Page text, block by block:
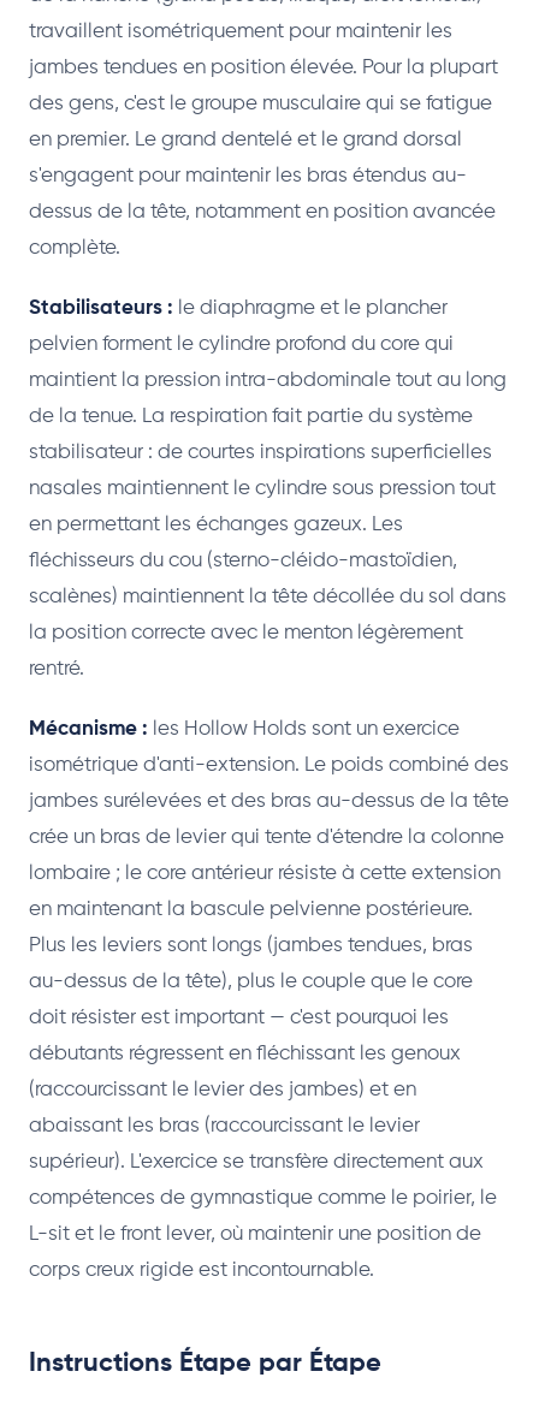
travaillent isométriquement pour maintenir les
jambes tendues en position élevée. Pour la plupart
des gens, c'est le groupe musculaire qui se fatigue
en premier. Le grand dentelé et le grand dorsal
s'engagent pour maintenir les bras étendus au-
dessus de la tête, notamment en position avancée
complète.
Stabilisateurs : le diaphragme et le plancher
pelvien forment le cylindre profond du core qui
maintient la pression intra-abdominale tout au long
de la tenue. La respiration fait partie du système
stabilisateur : de courtes inspirations superficielles
nasales maintiennent le cylindre sous pression tout
en permettant les échanges gazeux. Les
fléchisseurs du cou (sterno-cléido-mastoïdien,
scalènes) maintiennent la tête décollée du sol dans
la position correcte avec le menton légèrement
rentré.
Mécanisme : les Hollow Holds sont un exercice
isométrique d'anti-extension. Le poids combiné des
jambes surélevées et des bras au-dessus de la tête
crée un bras de levier qui tente d'étendre la colonne
lombaire ; le core antérieur résiste à cette extension
en maintenant la bascule pelvienne postérieure.
Plus les leviers sont longs (jambes tendues, bras
au-dessus de la tête), plus le couple que le core
doit résister est important — c'est pourquoi les
débutants régressent en fléchissant les genoux
(raccourcissant le levier des jambes) et en
abaissant les bras (raccourcissant le levier
supérieur). L'exercice se transfère directement aux
compétences de gymnastique comme le poirier, le
L-sit et le front lever, où maintenir une position de
corps creux rigide est incontournable.
Instructions Étape par Étape